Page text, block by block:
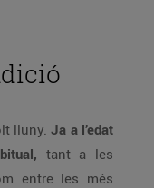
lluny. Ja a l’edat
tant a les
entre les més